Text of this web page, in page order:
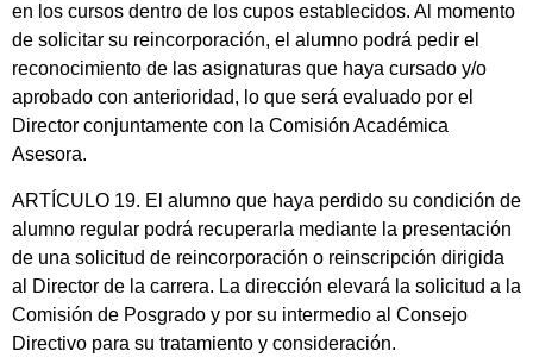
en los cursos dentro de los cupos establecidos. Al momento
de solicitar su reincorporación, el alumno podrá pedir el
reconocimiento de las asignaturas que haya cursado y/o
aprobado con anterioridad, lo que será evaluado por el
Director conjuntamente con la Comisión Académica
Asesora.
ARTÍCULO 19. El alumno que haya perdido su condición de
alumno regular podrá recuperarla mediante la presentación
de una solicitud de reincorporación o reinscripción dirigida
al Director de la carrera. La dirección elevará la solicitud a la
Comisión de Posgrado y por su intermedio al Consejo
Directivo para su tratamiento y consideración.